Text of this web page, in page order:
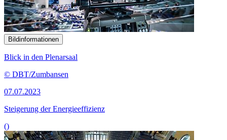
Bildinformationen
Blick in den Plenarsaal
© DBT/Zumbansen
07.07.2023
Steigerung der Energieeffizienz
()